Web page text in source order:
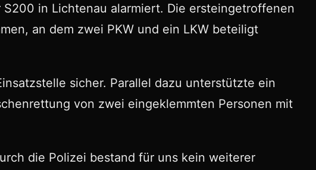
in Lichtenau alarmiert. Die ersteingetroffenen
an dem zwei PKW und ein LKW beteiligt
sicher. Parallel dazu unterstützte ein
von zwei eingeklemmten Personen mit
die Polizei bestand für uns kein weiterer